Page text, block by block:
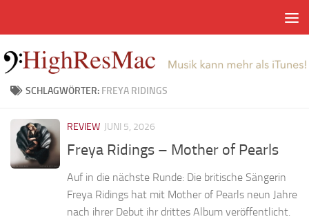
SCHLAGWÖRTER: FREYA RIDINGS
REVIEW JUNI 5, 2026
Freya Ridings – Mother of Pearls
Auf in die nächste Runde: Die britische Sängerin
Freya Ridings hat mit Mother of Pearls neun Jahre
nach ihrer Debut ihr drittes Album veröffentlicht.